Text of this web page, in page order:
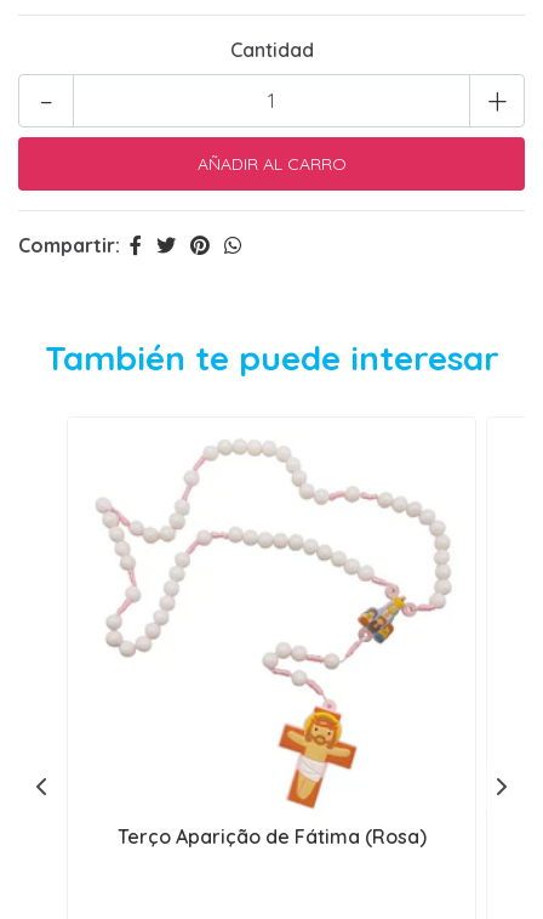
Cantidad
+
-
Compartir:
También te puede interesar
Terço Aparição de Fátima (Rosa)